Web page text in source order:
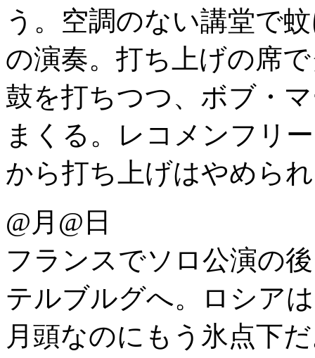
う。空調のない講堂で
の演奏。打ち上げの席
鼓を打ちつつ、ボブ・
まくる。レコメンフリ
から打ち上げはやめら
@月@日
フランスでソロ公演の
テルブルグへ。ロシア
月頭なのにもう氷点下